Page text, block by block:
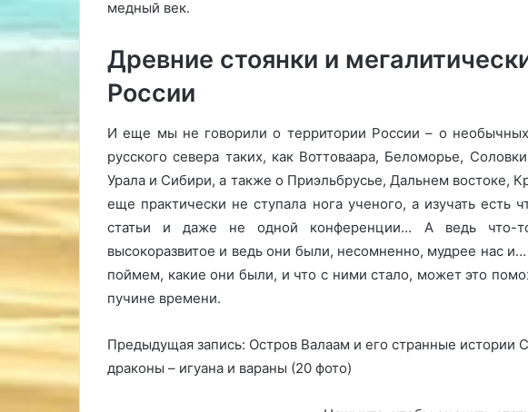
медный век.
Древние стоянки и
России
И еще мы не говорили о территории России – о необычных
русского севера таких, как Воттоваара, Беломорье,
Урала и Сибири, а также о Приэльбрусье, Дальнем востоке,
еще практически не ступала нога ученого, а изучать есть
статьи и даже не одной конференции… А ведь что-
высокоразвитое и ведь они были, несомненно, мудрее нас
поймем, какие они были, и что с ними стало, может это
пучине времени.
Предыдущая запись: Остров Валаам и его странные
драконы – игуана и вараны (20 фото)